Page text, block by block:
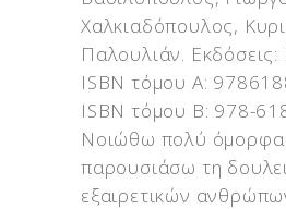
Χαλκιαδόπουλος,
Παλουλιάν. Εκδόσεις:
ISBN τόμου Α:
ISBN τόμου Β: 978-
Νοιώθω πολύ
παρουσιάσω τη
εξαιρετικών